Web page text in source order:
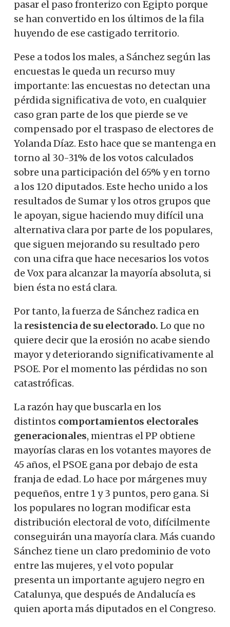
pasar el paso fronterizo con Egipto porque
se han convertido en los últimos de la fila
huyendo de ese castigado territorio.
Pese a todos los males, a Sánchez según las
encuestas le queda un recurso muy
importante: las encuestas no detectan una
pérdida significativa de voto, en cualquier
caso gran parte de los que pierde se ve
compensado por el traspaso de electores de
Yolanda Díaz. Esto hace que se mantenga en
torno al 30-31% de los votos calculados
sobre una participación del 65% y en torno
a los 120 diputados. Este hecho unido a los
resultados de Sumar y los otros grupos que
le apoyan, sigue haciendo muy difícil una
alternativa clara por parte de los populares,
que siguen mejorando su resultado pero
con una cifra que hace necesarios los votos
de Vox para alcanzar la mayoría absoluta, si
bien ésta no está clara.
Por tanto, la fuerza de Sánchez radica en
la resistencia de su electorado. Lo que no
quiere decir que la erosión no acabe siendo
mayor y deteriorando significativamente al
PSOE. Por el momento las pérdidas no son
catastróficas.
La razón hay que buscarla en los
distintos comportamientos electorales
generacionales, mientras el PP obtiene
mayorías claras en los votantes mayores de
45 años, el PSOE gana por debajo de esta
franja de edad. Lo hace por márgenes muy
pequeños, entre 1 y 3 puntos, pero gana. Si
los populares no logran modificar esta
distribución electoral de voto, difícilmente
conseguirán una mayoría clara. Más cuando
Sánchez tiene un claro predominio de voto
entre las mujeres, y el voto popular
presenta un importante agujero negro en
Catalunya, que después de Andalucía es
quien aporta más diputados en el Congreso.